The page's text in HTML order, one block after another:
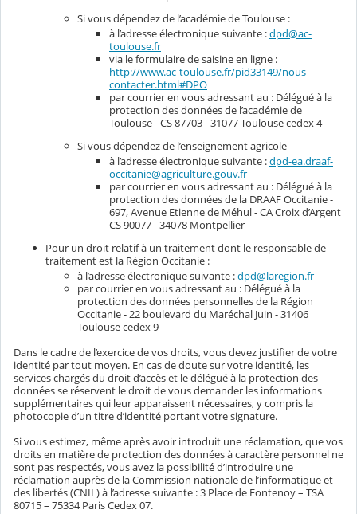
Si vous dépendez de l’académie de Toulouse :
à l’adresse électronique suivante :dpd@ac-
toulouse.fr
via le formulaire de saisine en ligne :
http://www.ac-toulouse.fr/pid33149/nous-
contacter.html#DPO
par courrier en vous adressant au : Délégué à la
protection des données de l’académie de
Toulouse - CS 87703 - 31077 Toulouse cedex 4
Si vous dépendez de l’enseignement agricole
à l’adresse électronique suivante :dpd-ea.draaf-
occitanie@agriculture.gouv.fr
par courrier en vous adressant au : Délégué à la
protection des données de la DRAAF Occitanie -
697, Avenue Etienne de Méhul - CA Croix d’Argent
CS 90077 - 34078 Montpellier
Pour un droit relatif à un traitement dont le responsable de
traitement est la Région Occitanie :
à l’adresse électronique suivante :dpd@laregion.fr
par courrier en vous adressant au : Délégué à la
protection des données personnelles de la Région
Occitanie - 22 boulevard du Maréchal Juin - 31406
Toulouse cedex 9
Dans le cadre de l’exercice de vos droits, vous devez justifier de votre
identité par tout moyen. En cas de doute sur votre identité, les
services chargés du droit d’accès et le délégué à la protection des
données se réservent le droit de vous demander les informations
supplémentaires qui leur apparaissent nécessaires, y compris la
photocopie d’un titre d’identité portant votre signature.
Si vous estimez, même après avoir introduit une réclamation, que vos
droits en matière de protection des données à caractère personnel ne
sont pas respectés, vous avez la possibilité d’introduire une
réclamation auprès de la Commission nationale de l’informatique et
des libertés (CNIL) à l’adresse suivante : 3 Place de Fontenoy – TSA
80715 – 75334 Paris Cedex 07.